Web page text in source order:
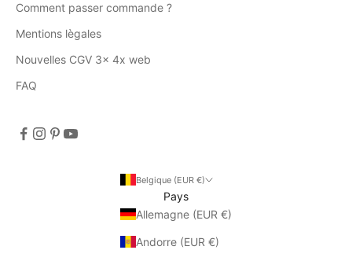
Comment passer commande ?
Mentions lègales
Nouvelles CGV 3x 4x web
FAQ
Belgique (EUR €)
Pays
Allemagne (EUR €)
Andorre (EUR €)